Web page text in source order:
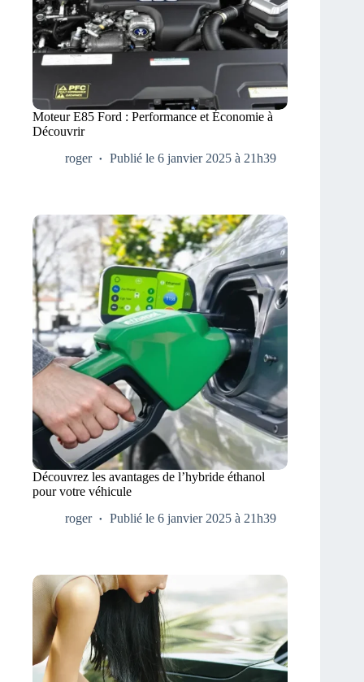
Moteur E85 Ford : Performance et Économie à
Découvrir
roger
Publié le 6 janvier 2025 à 21h39
Découvrez les avantages de l’hybride éthanol
pour votre véhicule
roger
Publié le 6 janvier 2025 à 21h39